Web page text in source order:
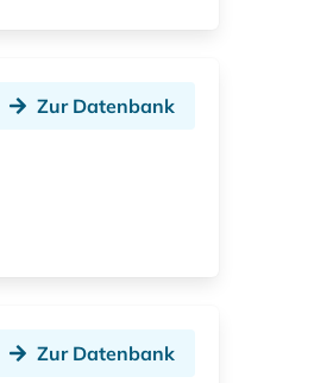
Zur Datenbank
Zur Datenbank